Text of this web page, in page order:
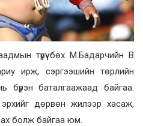
түрүү бөх М.Бадарчийн В
ирж, сэргээшийн төрлийн
бүрэн баталгаажаад байгаа.
эрхийг дөрвөн жилээр хасаж,
болж байгаа юм.